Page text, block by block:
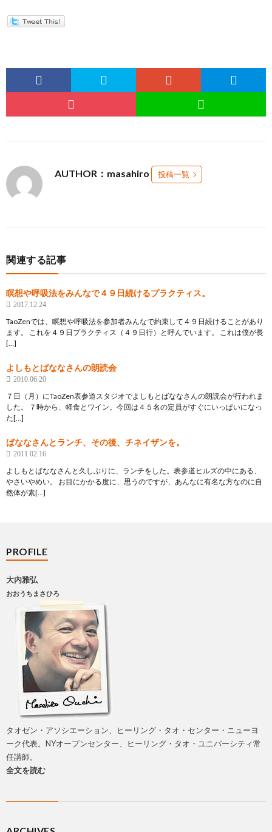
AUTHOR：masahiro 投稿一覧
関連する記事
瞑想や呼吸法をみんなで４９日続けるプラクティス。
2017.12.24
TaoZenでは、瞑想や呼吸法を参加者みんなで約束して４９日続けることがあり
ます。 これを４９日プラクティス（４９日行）と呼んでいます。 これは僕が長
[…]
よしもとばななさんの朗読会
2010.06.20
７日（月）にTaoZen表参道スタジオでよしもとばななさんの朗読会が行われま
した。 ７時から、軽食とワイン。今回は４５名の定員がすぐにいっぱいになっ
た[…]
ばななさんとランチ、その後、チネイザンを。
2011.02.16
よしもとばななさんと久しぶりに、ランチをした。表参道ヒルズの中にある、
やさいやめい。 お目にかかる度に、思うのですが、あんなに有名な方なのに自
然体が素[…]
PROFILE
大内雅弘
おおうちまさひろ
タオゼン・アソシエーション、ヒーリング・タオ・センター・ニューヨ
ーク代表。NYオープンセンター、ヒーリング・タオ・ユニバーシティ常
任講師。
全文を読む